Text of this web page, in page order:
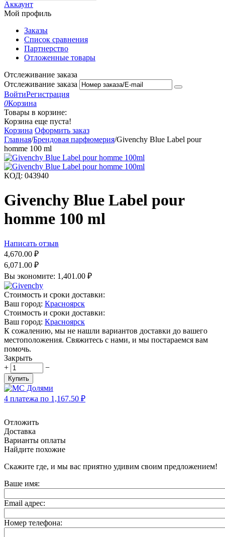
Аккаунт
Мой профиль
Заказы
Список сравнения
Партнерство
Отложенные товары
Отслеживание заказа
Отслеживание заказа
ВойтиРегистрация
0Корзина
Товары в корзине:
Корзина еще пуста!
Корзина Оформить заказ
Главная/Брендовая парфюмерия/Givenchy Blue Label pour
homme 100 ml
КОД: 043940
Givenchy Blue Label pour
homme 100 ml
Написать отзыв
4,670.00 ₽
6,071.00 ₽
Вы экономите: 1,401.00 ₽
Стоимость и сроки доставки:
Ваш город: Красноярск
Стоимость и сроки доставки:
Ваш город: Красноярск
К сожалению, мы не нашли вариантов доставки до вашего
местоположения. Свяжитесь с нами, и мы постараемся вам
помочь.
Закрыть
+
−
Купить
4 платежа по 1,167.50 ₽
Отложить
Доставка
Варианты оплаты
Найдите похожие
Скажите где, и мы вас приятно удивим своим предложением!
Ваше имя:
Email адрес:
Номер телефона: